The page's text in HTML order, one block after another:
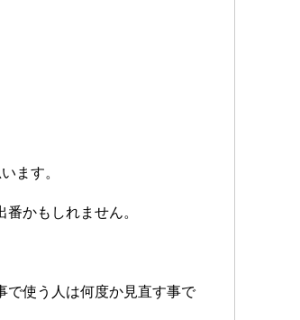
ます。
かもしれません。
で使う人は何度か見直す事で